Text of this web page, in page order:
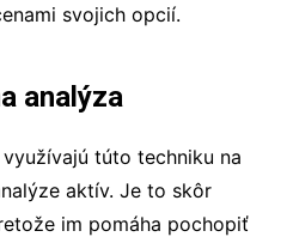
svojich opcií.
analýza
túto techniku na
aktív. Je to skôr
im pomáha pochopiť